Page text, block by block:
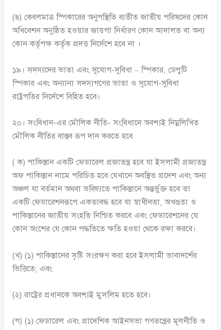
(ঙ) কেবলমাত্র স্পিকারের অনুপস্থিতি ব্যতীত জাতীয় পরিষদের কোন
অধিবেশন অনুষ্ঠিত হওয়ার জায়গা নির্ধারণ কোন আদালত বা অন্য
কোন কর্তৃপক্ষ কর্তৃক প্রদত্ত নির্দেশে হবে না ।
১৯। সদস্যদের ভাতা এবং সুযোগ-সুবিধা – স্পিকার, ডেপুটি
স্পিকার এবং অন্যান্য সদস্যগণের ভাতা ও সুযোগ-সুবিধা
রাষ্ট্রপতির নির্দেশে বিহিত হবে।
২০। সংবিধান-এর মৌলিক নীতি- সংবিধানে অবশ্যই নিম্নলিখিত
মৌলিক নীতির বাস্তব রূপ দান করতে হবে
( ক) পাকিস্তান একটি ফেডারেল প্রজাতন্ত্র হবে যা ইসলামী প্রজাতন্ত্র
অফ পাকিস্তান নামে পরিচিত হবে যেখানে অবস্থিত প্রদেশ এবং অন্য
অঞ্চল যা বর্তমান অথবা ভবিষ্যতে পাকিস্তানে অন্তর্ভুক্ত হবে তা
একটি ফেডারেশনরূপে একতাবদ্ধ হবে যা স্বাধীনতা, অখণ্ডতা ও
পাকিস্তানের জাতীয় সংহতি নিশ্চিত করবে এবং ফেডারেশনের যে
কোন অংশের যে কোন পদ্ধতিতে ক্ষতি হওয়া থেকে রক্ষা করবে।
(খ) (১) পাকিস্তানের সৃষ্টি সংরক্ষণ করা হবে ইসলামী ভাবাদর্শের
ভিত্তিতে; এবং
(২) রাষ্ট্রের প্রধানকে অবশ্যই মুসলিম হতে হবে।
(গ) (১) ফেডারেল এবং প্রাদেশিক আইনসভা গণতন্ত্রের মূলনীতি ও